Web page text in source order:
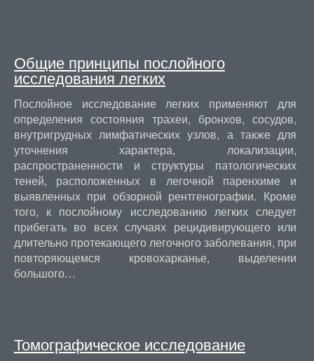
Общие принципы послойного
исследования легких
Послойное исследование легких применяют для
определения состояния трахеи, бронхов, сосудов,
внутригрудных лимфатических узлов, а также для
уточнения характера, локализации,
распространенности и структуры патологических
теней, расположенных в легочной паренхиме и
выявленных при обзорной рентгенографии. Кроме
того, к послойному исследованию легких следует
прибегать во всех случаях рецидивирующего или
длительно протекающего легочного заболевания, при
повторяющемся кровохарканье, выделении
большого…
Томографическое исследование